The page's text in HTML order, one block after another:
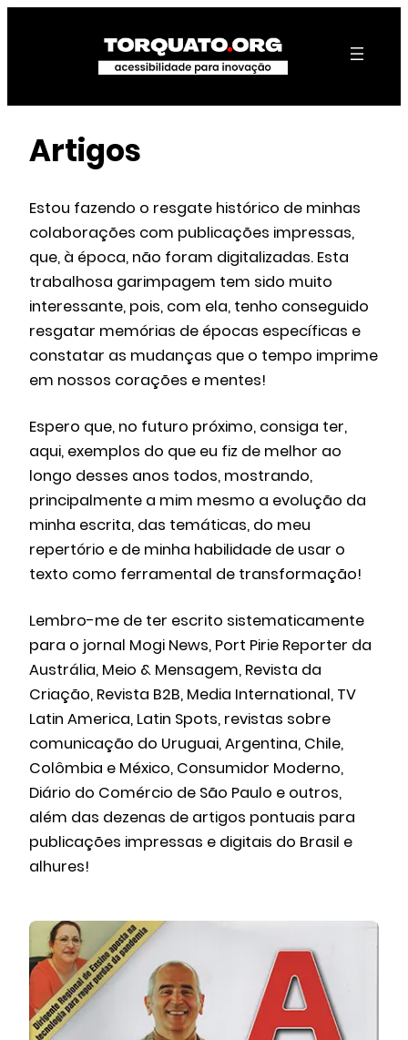
Artigos
Estou fazendo o resgate histórico de minhas
colaborações com publicações impressas,
que, à época, não foram digitalizadas. Esta
trabalhosa garimpagem tem sido muito
interessante, pois, com ela, tenho conseguido
resgatar memórias de épocas específicas e
constatar as mudanças que o tempo imprime
em nossos corações e mentes!
Espero que, no futuro próximo, consiga ter,
aqui, exemplos do que eu fiz de melhor ao
longo desses anos todos, mostrando,
principalmente a mim mesmo a evolução da
minha escrita, das temáticas, do meu
repertório e de minha habilidade de usar o
texto como ferramental de transformação!
Lembro-me de ter escrito sistematicamente
para o jornal Mogi News, Port Pirie Reporter da
Austrália, Meio & Mensagem, Revista da
Criação, Revista B2B, Media International, TV
Latin America, Latin Spots, revistas sobre
comunicação do Uruguai, Argentina, Chile,
Colômbia e México, Consumidor Moderno,
Diário do Comércio de São Paulo e outros,
além das dezenas de artigos pontuais para
publicações impressas e digitais do Brasil e
alhures!